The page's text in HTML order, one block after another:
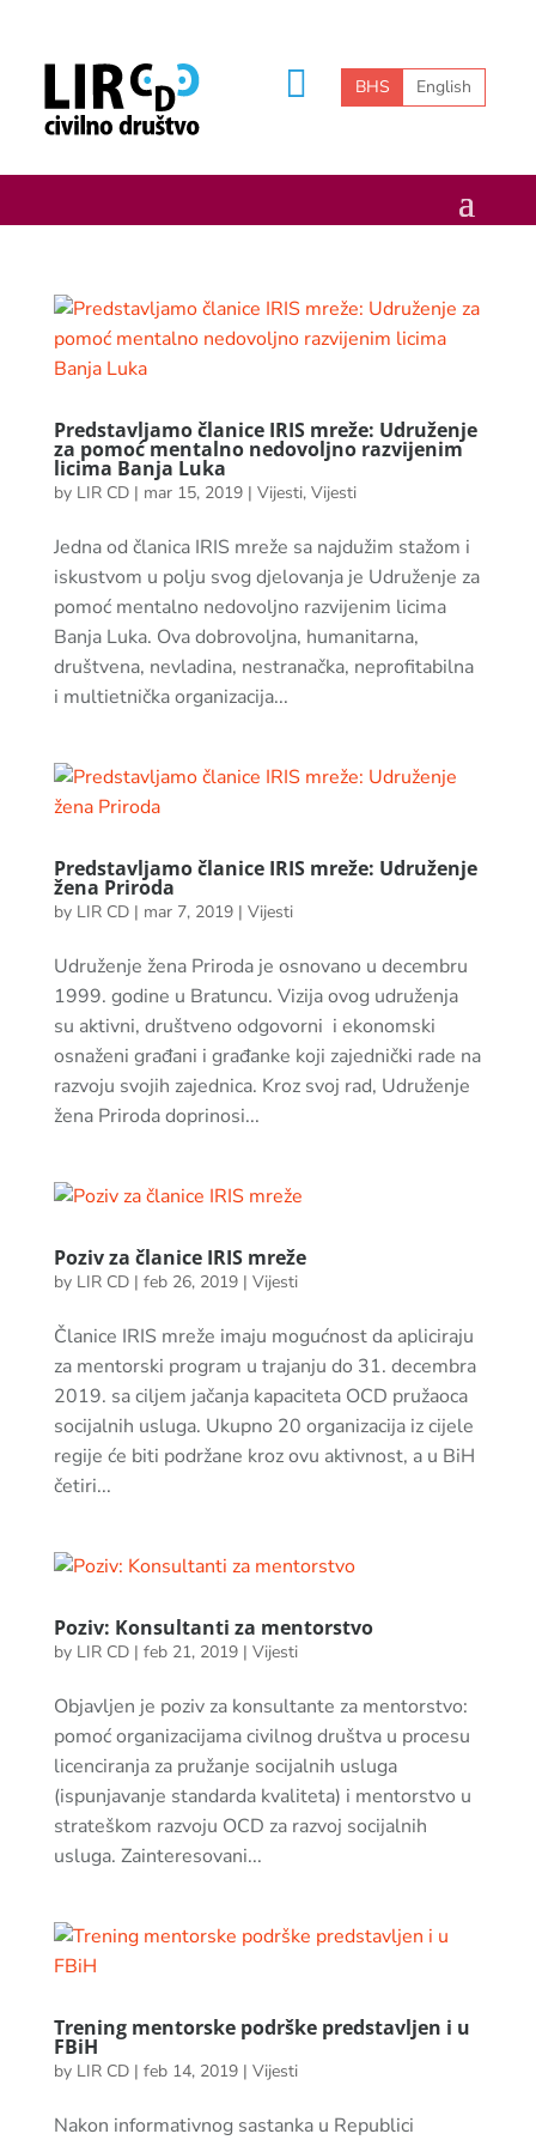
BHS English
Predstavljamo članice IRIS mreže: Udruženje
za pomoć mentalno nedovoljno razvijenim
licima Banja Luka
by LIR CD| mar 15, 2019| Vijesti, Vijesti
Jedna od članica IRIS mreže sa najdužim stažom i
iskustvom u polju svog djelovanja je Udruženje za
pomoć mentalno nedovoljno razvijenim licima
Banja Luka. Ova dobrovoljna, humanitarna,
društvena, nevladina, nestranačka, neprofitabilna
i multietnička organizacija...
Predstavljamo članice IRIS mreže: Udruženje
žena Priroda
by LIR CD| mar 7, 2019| Vijesti
Udruženje žena Priroda je osnovano u decembru
1999. godine u Bratuncu. Vizija ovog udruženja
su aktivni, društveno odgovorni i ekonomski
osnaženi građani i građanke koji zajednički rade na
razvoju svojih zajednica. Kroz svoj rad, Udruženje
žena Priroda doprinosi...
Poziv za članice IRIS mreže
by LIR CD| feb 26, 2019| Vijesti
Članice IRIS mreže imaju mogućnost da apliciraju
za mentorski program u trajanju do 31. decembra
2019. sa ciljem jačanja kapaciteta OCD pružaoca
socijalnih usluga. Ukupno 20 organizacija iz cijele
regije će biti podržane kroz ovu aktivnost, a u BiH
četiri...
Poziv: Konsultanti za mentorstvo
by LIR CD| feb 21, 2019| Vijesti
Objavljen je poziv za konsultante za mentorstvo:
pomoć organizacijama civilnog društva u procesu
licenciranja za pružanje socijalnih usluga
(ispunjavanje standarda kvaliteta) i mentorstvo u
strateškom razvoju OCD za razvoj socijalnih
usluga. Zainteresovani...
Trening mentorske podrške predstavljen i u
FBiH
by LIR CD| feb 14, 2019| Vijesti
Nakon informativnog sastanka u Republici